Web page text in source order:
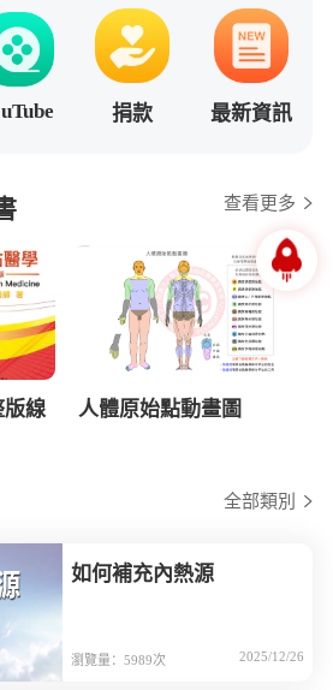
捐款 最新資訊
查看更多
版線
人體原始點動畫圖
全部類別
如何補充內熱源
瀏覽量：5989次 2025/12/26